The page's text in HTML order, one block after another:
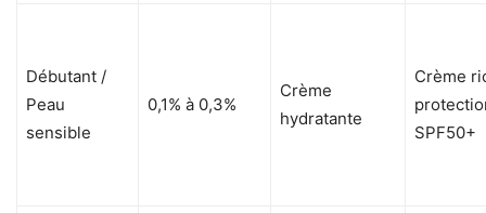
Débutant /
Peau
sensible
0,1% à 0,3%
Crème
hydratante
Crème
SPF50+